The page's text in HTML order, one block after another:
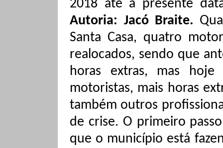
2018 até a presente
Autoria: Jacó Braite.
Santa Casa, quatro
realocados, sendo que
horas extras, mas
motoristas, mais horas
também outros
de crise. O primeiro
que o município está